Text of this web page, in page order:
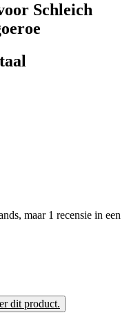
Schleich
maar 1 recensie in een
dit product.